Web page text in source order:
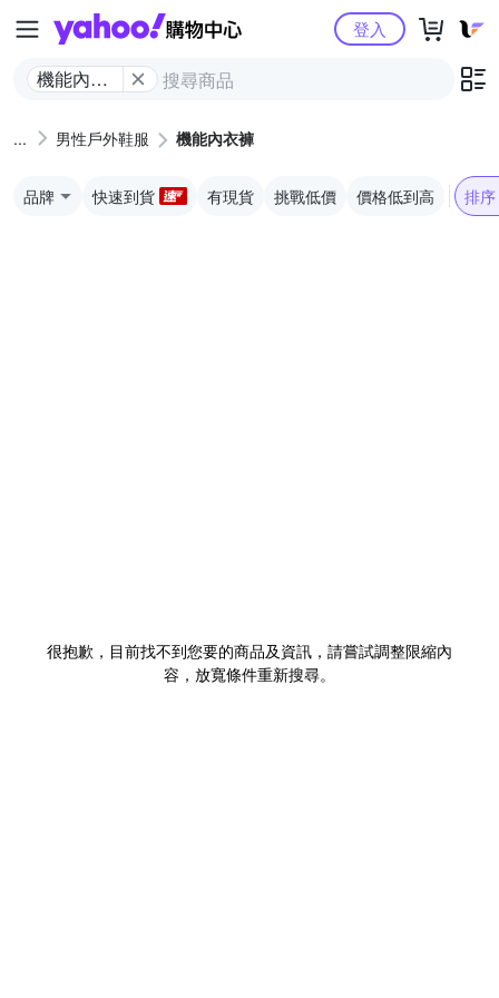
Yahoo購物中心
機能內衣
登入
男性戶外鞋服 機能內衣褲
品牌 快速到貨 有現貨 挑戰低價 價格低到高 排序
很抱歉，目前找不到您要的商品及資訊，請嘗試調整限縮內
容，放寬條件重新搜尋。